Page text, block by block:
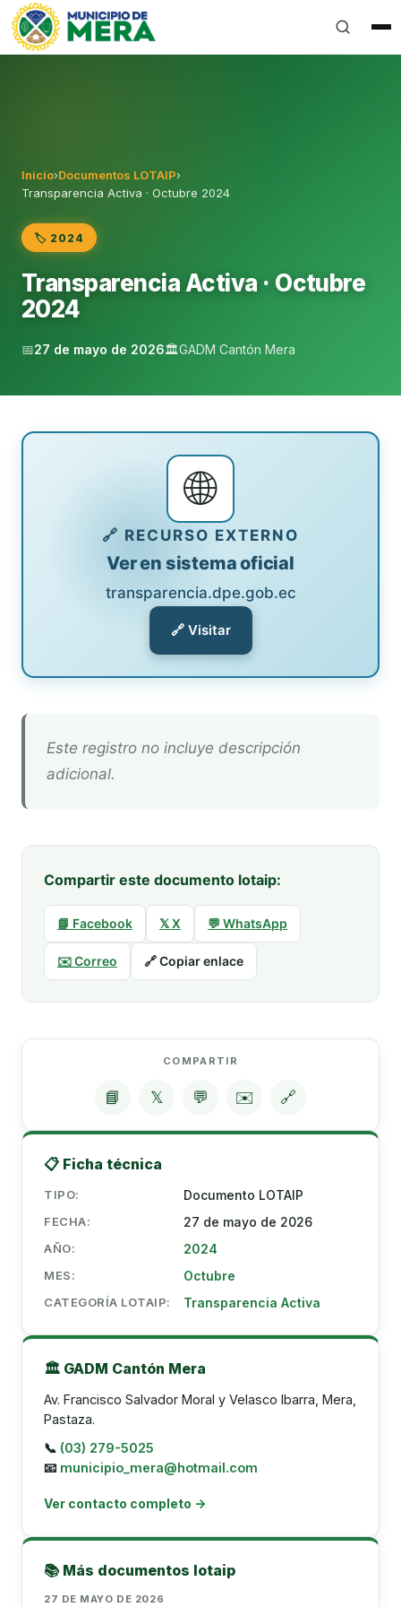
Gobierno Autónomo Descentralizado Municipal del
Inicio›Documentos LOTAIP›
Transparencia Activa · Octubre 2024
🏷️ 2024
Transparencia Activa · Octubre
2024
📅27 de mayo de 2026🏛️GADM Cantón Mera
🌐
🔗 RECURSO EXTERNO
Ver en sistema oficial
transparencia.dpe.gob.ec
🔗 Visitar
Este registro no incluye descripción
adicional.
Compartir este documento lotaip:
📘 Facebook 𝕏 X 💬 WhatsApp
✉️ Correo 🔗 Copiar enlace
COMPARTIR
📘 𝕏 💬 ✉️ 🔗
📋 Ficha técnica
TIPO: Documento LOTAIP
FECHA: 27 de mayo de 2026
AÑO: 2024
MES: Octubre
CATEGORÍA LOTAIP: Transparencia Activa
🏛️ GADM Cantón Mera
Av. Francisco Salvador Moral y Velasco Ibarra, Mera,
Pastaza.
📞 (03) 279-5025
📧 municipio_mera@hotmail.com
Ver contacto completo →
📚 Más documentos lotaip
27 DE MAYO DE 2026